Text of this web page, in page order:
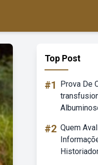
Top Post
#1
Prova De
#2 Quem